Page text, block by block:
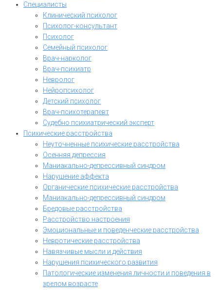
Специалисты
Клинический психолог
Психолог-консультант
Психолог
Семейный психолог
Врач-нарколог
Врач-психиатр
Невролог
Нейропсихолог
Детский психолог
Врач-психотерапевт
Судебно психиатрический эксперт
Психические расстройства
Неуточненные психические расстройства
Осенняя депрессия
Маниакально-депрессивный синдром
Нарушение аффекта
Органические психические расстройства
Маниакально-депрессивный синдром
Бредовые расстройства
Расстройство настроения
Эмоциональные и поведенческие расстройства
Невротические расстройства
Навязчивые мысли и действия
Нарушения психического развития
Патологические изменения личности и поведения в
зрелом возрасте